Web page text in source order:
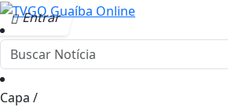
Entrar
Capa /